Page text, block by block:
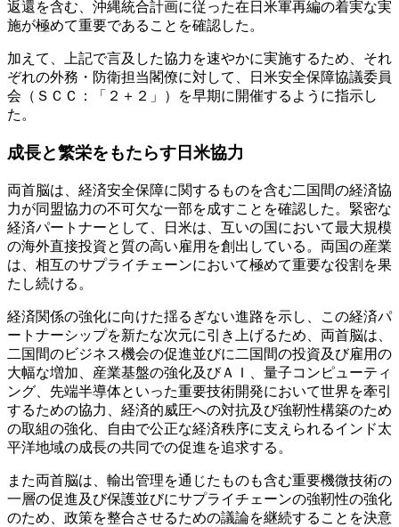
返還を含む、沖縄統合計画に従った在日米軍再編の着実な実
施が極めて重要であることを確認した。
加えて、上記で言及した協力を速やかに実施するため、それ
ぞれの外務・防衛担当閣僚に対して、日米安全保障協議委員
会（ＳＣＣ：「２＋２」）を早期に開催するように指示し
た。
成長と繁栄をもたらす日米協力
両首脳は、経済安全保障に関するものを含む二国間の経済協
力が同盟協力の不可欠な一部を成すことを確認した。緊密な
経済パートナーとして、日米は、互いの国において最大規模
の海外直接投資と質の高い雇用を創出している。両国の産業
は、相互のサプライチェーンにおいて極めて重要な役割を果
たし続ける。
経済関係の強化に向けた揺るぎない進路を示し、この経済パ
ートナーシップを新たな次元に引き上げるため、両首脳は、
二国間のビジネス機会の促進並びに二国間の投資及び雇用の
大幅な増加、産業基盤の強化及びＡＩ、量子コンピューティ
ング、先端半導体といった重要技術開発において世界を牽引
するための協力、経済的威圧への対抗及び強靭性構築のため
の取組の強化、自由で公正な経済秩序に支えられるインド太
平洋地域の成長の共同での促進を追求する。
また両首脳は、輸出管理を通じたものも含む重要機微技術の
一層の促進及び保護並びにサプライチェーンの強靭性の強化
のため、政策を整合させるための議論を継続することを決意